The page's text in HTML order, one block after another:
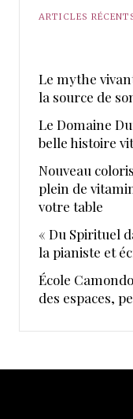
ARTICLES
Le mythe
la source de
Le Domaine
belle histoire
Nouveau
plein de
votre table
« Du Spirituel
la pianiste et
École
des espaces,